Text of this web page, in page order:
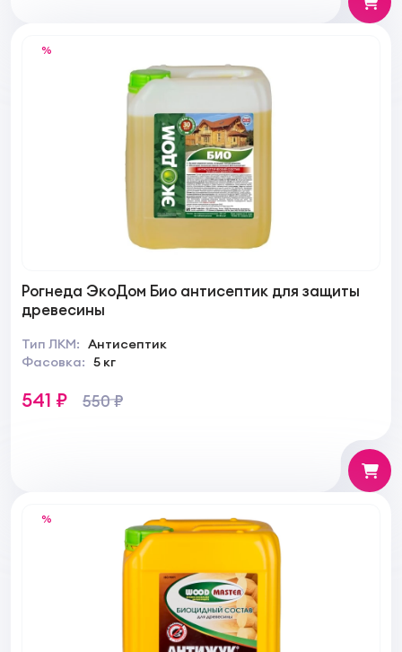
%
Рогнеда ЭкоДом Био антисептик для защиты
древесины
Тип ЛКМ: Антисептик
Фасовка: 5 кг
541 ₽ 550 ₽
%